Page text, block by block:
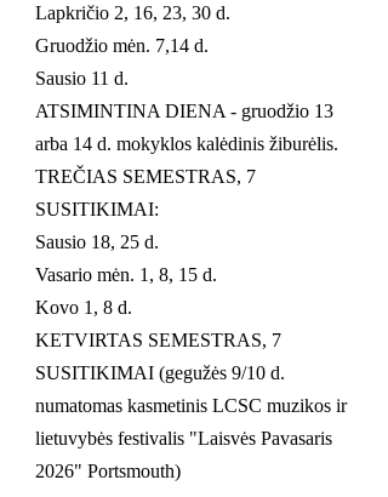
Lapkričio 2, 16, 23, 30 d.
Gruodžio mėn. 7,14 d.
Sausio 11 d.
ATSIMINTINA DIENA - gruodžio 13
arba 14 d. mokyklos kalėdinis žiburėlis.
TREČIAS SEMESTRAS, 7
SUSITIKIMAI:
Sausio 18, 25 d.
Vasario mėn. 1, 8, 15 d.
Kovo 1, 8 d.
KETVIRTAS SEMESTRAS, 7
SUSITIKIMAI (gegužės 9/10 d.
numatomas kasmetinis LCSC muzikos ir
lietuvybės festivalis "Laisvės Pavasaris
2026" Portsmouth)